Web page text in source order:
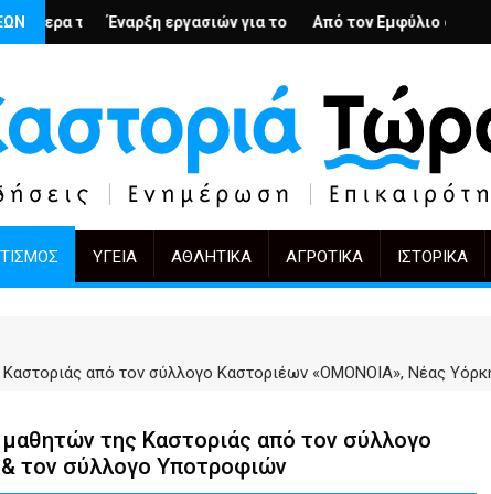
– Ο Άρμιν Βέγκνερ απέναντι στη λήθη
εργασιών για το Κέντρο Ημέρας Ολικής Φροντίδας στην
Από τον Εμφύλιο στην Πόλωση: το ίδιο
KIFF 51: Η
ΥΓΕΊΑ ΑΘΛΗΤΙΚΆ ΑΓΡΟΤΙΚΆ ΙΣΤΟΡΙΚΆ
από τον σύλλογο Καστοριέων «ΟΜΟΝΟΙΑ», Νέας
της Καστοριάς από τον σύλλογο
τον σύλλογο Υποτροφιών